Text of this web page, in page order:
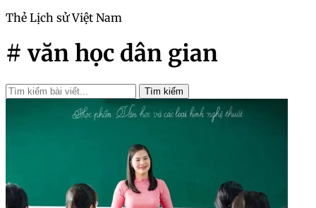
Thẻ Lịch sử Việt Nam
# văn học dân gian
Tìm kiếm